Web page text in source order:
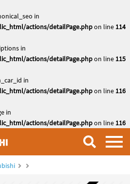
in
actions/detailPage.phpon line 114
in
actions/detailPage.phpon line 115
in
actions/detailPage.phpon line 116
in
actions/detailPage.phpon line 116